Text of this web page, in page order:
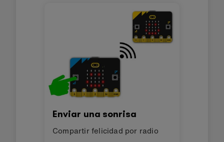
Enviar una sonrisa
Compartir felicidad por radio